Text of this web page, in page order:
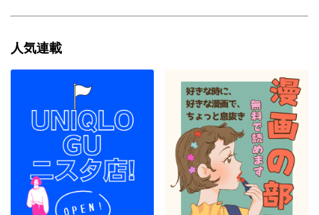
人気連載